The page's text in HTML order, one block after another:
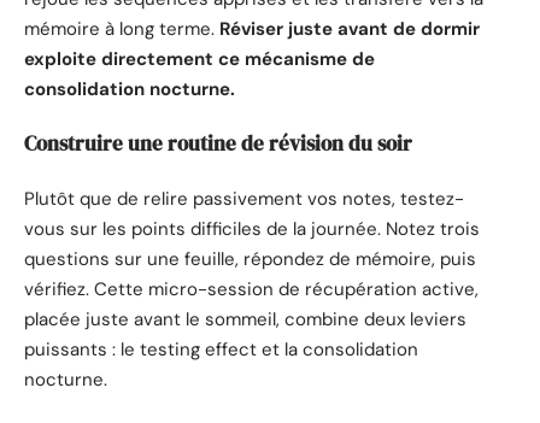
mémoire à long terme. Réviser juste avant de dormir
exploite directement ce mécanisme de
consolidation nocturne.
Construire une routine de révision du soir
Plutôt que de relire passivement vos notes, testez-
vous sur les points difficiles de la journée. Notez trois
questions sur une feuille, répondez de mémoire, puis
vérifiez. Cette micro-session de récupération active,
placée juste avant le sommeil, combine deux leviers
puissants : le testing effect et la consolidation
nocturne.